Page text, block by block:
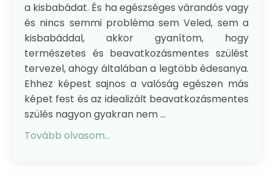
a kisbabádat. És ha egészséges várandós vagy
és nincs semmi probléma sem Veled, sem a
kisbabáddal, akkor gyanítom, hogy
természetes és beavatkozásmentes szülést
tervezel, ahogy általában a legtöbb édesanya.
Ehhez képest sajnos a valóság egészen más
képet fest és az idealizált beavatkozásmentes
szülés nagyon gyakran nem ...
Tovább olvasom...